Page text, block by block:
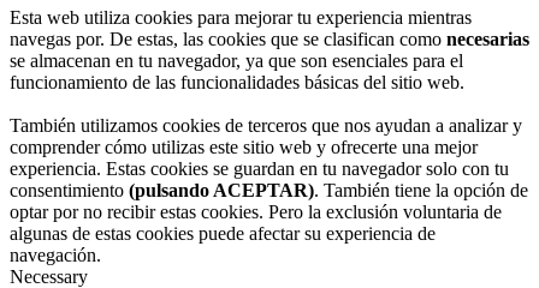
Esta web utiliza cookies para mejorar tu experiencia mientras
navegas por. De estas, las cookies que se clasifican como necesarias
se almacenan en tu navegador, ya que son esenciales para el
funcionamiento de las funcionalidades básicas del sitio web.
También utilizamos cookies de terceros que nos ayudan a analizar y
comprender cómo utilizas este sitio web y ofrecerte una mejor
experiencia. Estas cookies se guardan en tu navegador solo con tu
consentimiento (pulsando ACEPTAR). También tiene la opción de
optar por no recibir estas cookies. Pero la exclusión voluntaria de
algunas de estas cookies puede afectar su experiencia de
navegación.
Necessary